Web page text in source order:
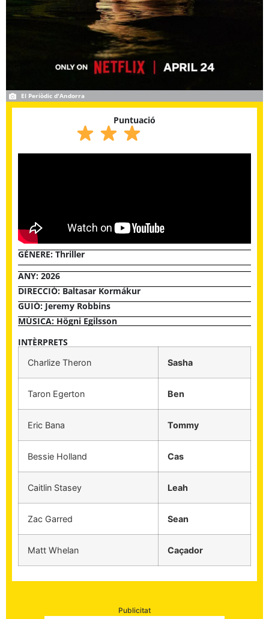
El Periòdic d'Andorra
Puntuació
GÈNERE: Thriller
ANY: 2026
DIRECCIÓ: Baltasar Kormákur
GUIÓ: Jeremy Robbins
MÚSICA: Högni Egilsson
INTÈRPRETS
Charlize Theron Sasha
Taron Egerton Ben
Eric Bana Tommy
Bessie Holland Cas
Caitlin Stasey Leah
Zac Garred Sean
Matt Whelan Caçador
Publicitat